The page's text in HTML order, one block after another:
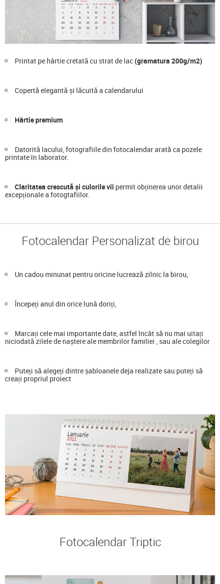
Printat pe hârtie cretată cu strat de lac(gramatura 200g/m2)
Copertă elegantă și lăcuită a calendarului
Hârtie premium
Datorită lacului, fotografiile din fotocalendar arată ca pozele
printate în laborator.
Claritatea crescută și culorile vii permit obținerea unor detalii
excepționale a fotogtafiilor.
Fotocalendar Personalizat de birou
Un cadou minunat pentru oricine lucrează zilnic la birou,
Începeți anul din orice lună doriți,
Marcați cele mai importante date, astfel încât să nu mai uitați
niciodată zilele de naștere ale membrilor familiei , sau ale colegilor
Puteți să alegeți dintre șabloanele deja realizate sau puteți să
creați propriul proiect
Fotocalendar Triptic